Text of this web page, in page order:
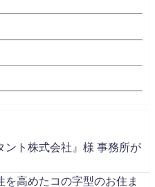
ント株式会社』様 事務所が
を高めたコの字型のお住ま